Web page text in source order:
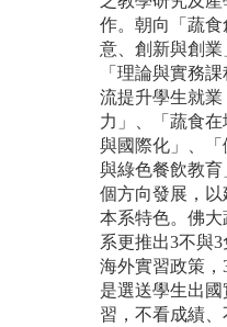
作。朝向「蔬食
意、創新與創業
「理論與實務
流提升學生就業
力」、「蔬食在
與國際化」、「
與綠色餐飲教育
個方向發展，以
本系特色。佛大
系更推出3不與3
海外實習政策，
是選送學生出國
習，不看成績、